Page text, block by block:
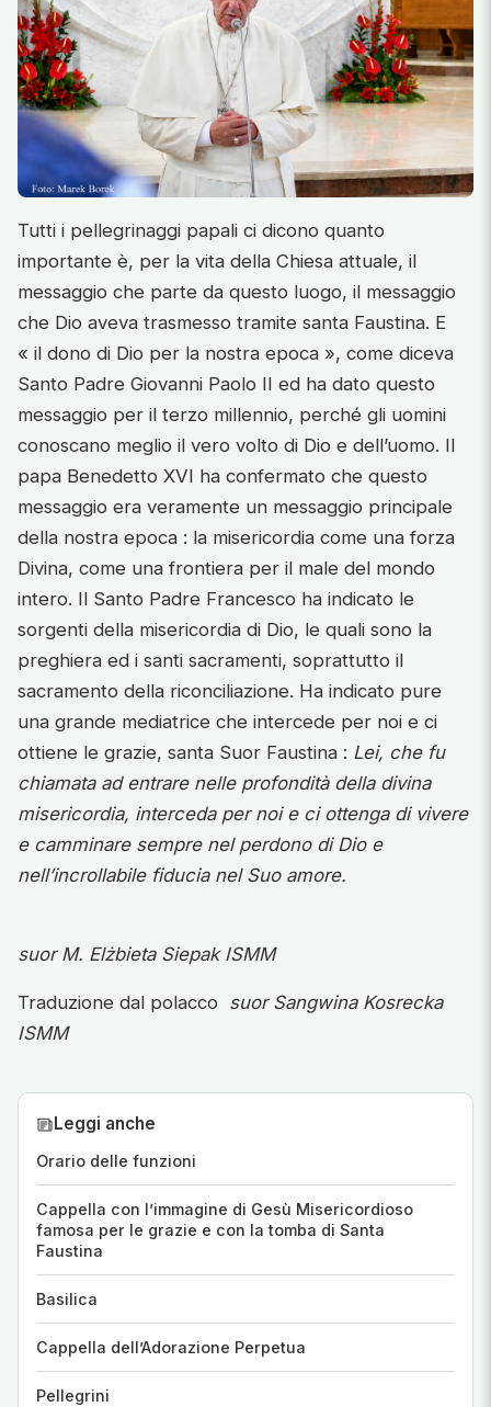
Tutti i pellegrinaggi papali ci dicono quanto
importante è, per la vita della Chiesa attuale, il
messaggio che parte da questo luogo, il messaggio
che Dio aveva trasmesso tramite santa Faustina. E
« il dono di Dio per la nostra epoca », come diceva
Santo Padre Giovanni Paolo II ed ha dato questo
messaggio per il terzo millennio, perché gli uomini
conoscano meglio il vero volto di Dio e dell’uomo. Il
papa Benedetto XVI ha confermato che questo
messaggio era veramente un messaggio principale
della nostra epoca : la misericordia come una forza
Divina, come una frontiera per il male del mondo
intero. Il Santo Padre Francesco ha indicato le
sorgenti della misericordia di Dio, le quali sono la
preghiera ed i santi sacramenti, soprattutto il
sacramento della riconciliazione. Ha indicato pure
una grande mediatrice che intercede per noi e ci
ottiene le grazie, santa Suor Faustina : Lei, che fu
chiamata ad entrare nelle profondità della divina
misericordia, interceda per noi e ci ottenga di vivere
e camminare sempre nel perdono di Dio e
nell’incrollabile fiducia nel Suo amore.
suor M. Elżbieta Siepak ISMM
Traduzione dal polacco suor Sangwina Kosrecka
ISMM
Leggi anche
Orario delle funzioni
Cappella con l’immagine di Gesù Misericordioso
famosa per le grazie e con la tomba di Santa
Faustina
Basilica
Cappella dell’Adorazione Perpetua
Pellegrini